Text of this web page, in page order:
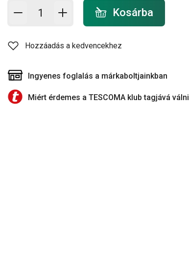
Kosárba - mennyiség
Kosárba
Hozzáadás a kedvencekhez
Ingyenes foglalás a márkaboltjainkban
Miért érdemes a TESCOMA klub tagjává válni